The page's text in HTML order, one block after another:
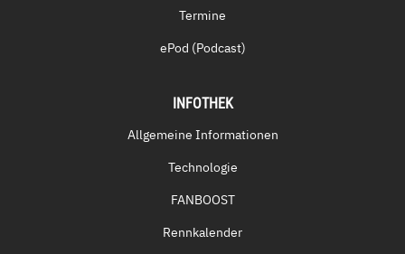
Termine
ePod (Podcast)
INFOTHEK
Allgemeine Informationen
Technologie
FANBOOST
Rennkalender